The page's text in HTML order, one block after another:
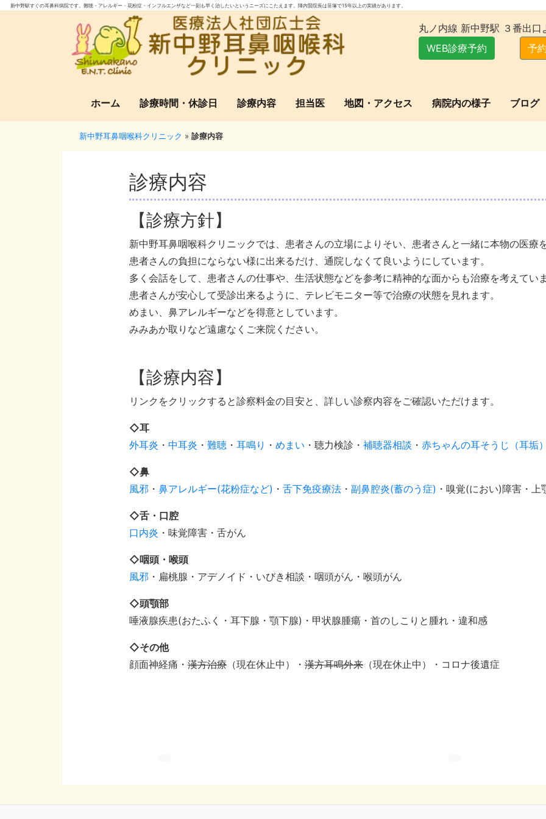
新中野駅すぐの耳鼻科病院です。難聴・アレルギー・花粉症・インフルエンザなど一刻も早く治したいというニーズにこたえます。陣内賢院長は笹塚で15年以上の実績があります。
丸ノ内線 新中野駅 ３番出口
WEB診療予約
予
ホーム 診療時間・休診日 診療内容 担当医 地図・アクセス 病院内の様子 ブログ
新中野耳鼻咽喉科クリニック » 診療内容
診療内容
【診療方針】
新中野耳鼻咽喉科クリニックでは、患者さんの立場によりそい、患者さんと一緒に本物の医療
患者さんの負担にならない様に出来るだけ、通院しなくて良いようにしています。
多く会話をして、患者さんの仕事や、生活状態などを参考に精神的な面からも治療を考えていま
患者さんが安心して受診出来るように、テレビモニター等で治療の状態を見れます。
めまい、鼻アレルギーなどを得意としています。
みみあか取りなど遠慮なくご来院ください。
【診療内容】
リンクをクリックすると診察料金の目安と、詳しい診察内容をご確認いただけます。
◇耳
外耳炎 ・ 中耳炎 ・ 難聴 ・ 耳鳴り ・ めまい ・聴力検診・ 補聴器相談 ・ 赤ちゃんの耳そうじ（耳垢）
◇鼻
風邪 ・ 鼻アレルギー(花粉症など) ・ 舌下免疫療法 ・ 副鼻腔炎(蓄のう症) ・嗅覚(におい)障害・上
◇舌・口腔
口内炎 ・味覚障害・舌がん
◇咽頭・喉頭
風邪 ・扁桃腺・アデノイド・いびき相談・咽頭がん・喉頭がん
◇頭顎部
唾液腺疾患(おたふく・耳下腺・顎下腺)・甲状腺腫瘍・首のしこりと腫れ・違和感
◇その他
顔面神経痛・ 漢方治療 （現在休止中）・ 漢方耳鳴外来 （現在休止中）・コロナ後遺症